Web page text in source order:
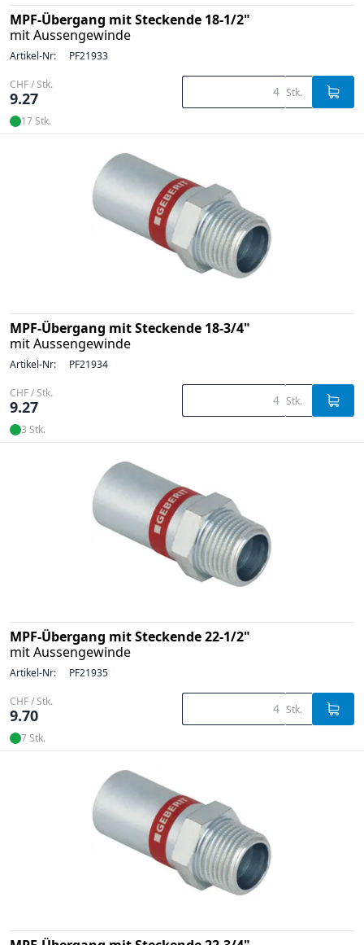
MPF-Übergang mit Steckende 18-1/2"
mit Aussengewinde
Artikel-Nr: PF21933
CHF / Stk.
9.27 Stk.
17 Stk.
MPF-Übergang mit Steckende 18-3/4"
mit Aussengewinde
Artikel-Nr: PF21934
CHF / Stk.
9.27 Stk.
3 Stk.
MPF-Übergang mit Steckende 22-1/2"
mit Aussengewinde
Artikel-Nr: PF21935
CHF / Stk.
9.70 Stk.
7 Stk.